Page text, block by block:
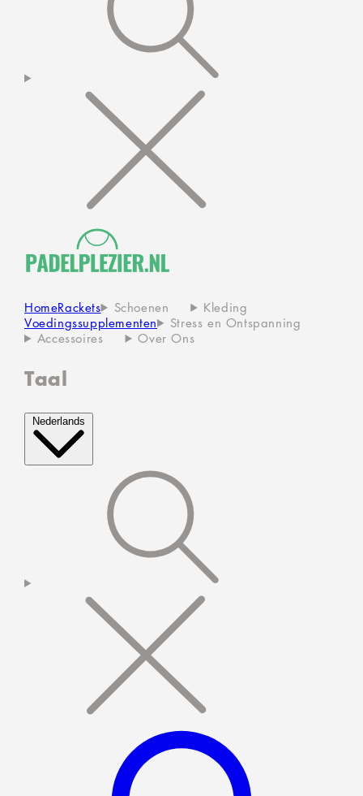
HomeRackets Schoenen
Kleding
Voedingssupplementen
Stress en Ontspanning
Accessoires
Over Ons
Taal
Nederlands